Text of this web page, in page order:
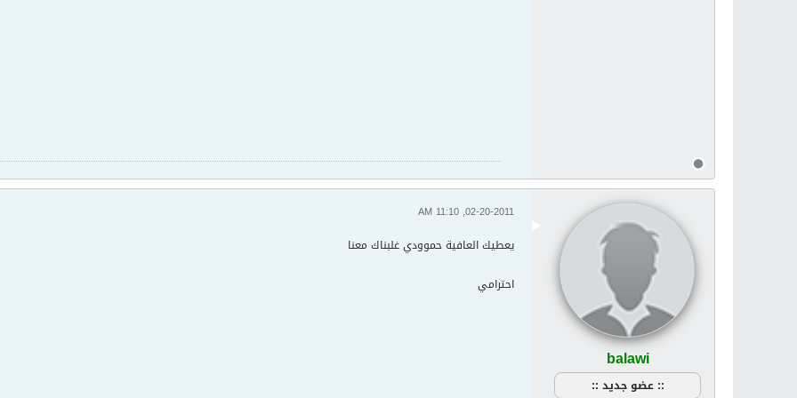
ولكن
balawi
:: عضو جديد ::
02-20-2011, 11:10 AM
يعطيك العافية حموودي غلبناك معنا
احترامي